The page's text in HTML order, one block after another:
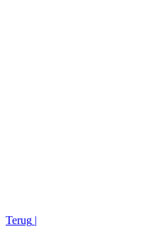
Terug |